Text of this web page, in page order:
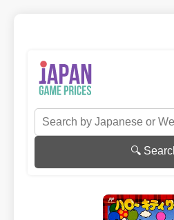
🔍